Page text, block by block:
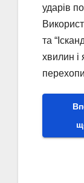
ударів
та
хвилин і